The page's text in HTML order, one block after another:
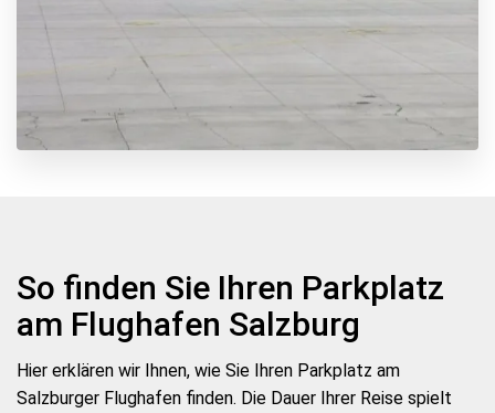
So finden Sie Ihren Parkplatz
am Flughafen Salzburg
Hier erklären wir Ihnen, wie Sie Ihren Parkplatz am
Salzburger Flughafen finden. Die Dauer Ihrer Reise spielt